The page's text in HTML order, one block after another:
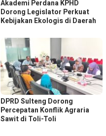
Akademi Perdana KPHD
Dorong Legislator Perkuat
Kebijakan Ekologis di Daerah
DPRD Sulteng Dorong
Percepatan Konflik Agraria
Sawit di Toli-Toli